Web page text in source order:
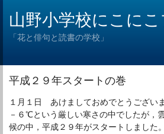
山野小学校にこに
「花と俳句と読書の学校」
平成２９年スタートの巻
１月１日 あけましておめでとうござい
－６℃という厳しい寒さの中でしたが，
候の中，平成２９年がスタートしました